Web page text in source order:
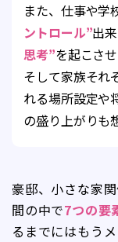
また、仕事や学
ントロール”出
思考”を起こさ
そして家族それ
れる場所設定や
の盛り上がりも
豪邸、小さな家
間の中で7つの要
るまでにはもう